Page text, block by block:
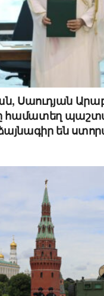
Սաուդյան
համատեղ
են